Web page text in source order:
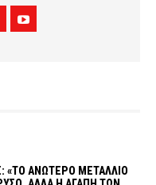
«ΤΟ ΑΝΩΤΕΡΟ ΜΕΤΑΛΛΙΟ